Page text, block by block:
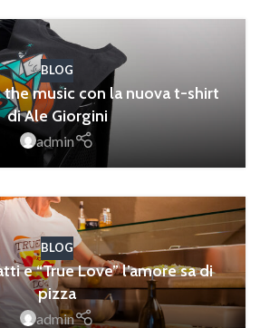
BLOG
music con la nuova t-shirt
di Ale Giorgini
admin
BLOG
e “True Love” l’amore sa di
pizza
admin